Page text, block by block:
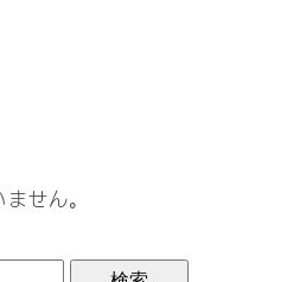
せん。